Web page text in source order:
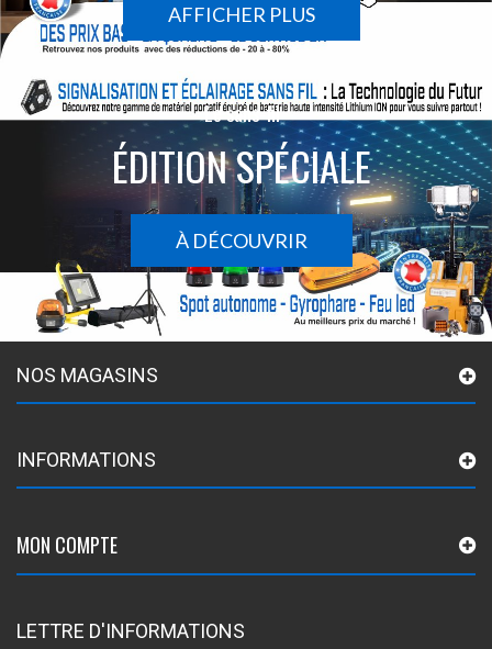
AFFICHER PLUS
Le sans-fil
ÉDITION SPÉCIALE
À DÉCOUVRIR
NOS MAGASINS
INFORMATIONS
MON COMPTE
LETTRE D'INFORMATIONS